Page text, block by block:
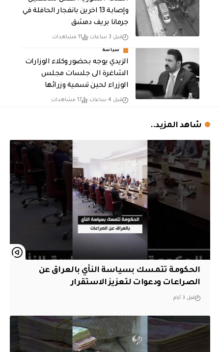
وإصابة 13 اخرين بانفجار الحافلة في
جرمانا بريف دمشق
قبل 3 ساعات 11 مشاهدات
سياسة
الزيدي يوجه بحضور وكلاء الوزارات
الشاغرة الى جلسات مجلس
الوزراء لحين تسمية وزرائها
قبل 4 ساعات 17 مشاهدات
شاهد المزيد..
الحكومة تتمسك بسياسة النأي بالعراق عن
الصراعات ودعوات لتعزيز الاستقرار
قبل 3 أيام